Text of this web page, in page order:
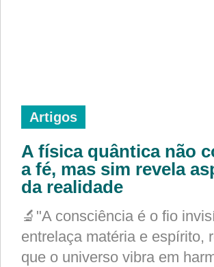
Artigos
A física quântica não
a fé, mas sim revela
da realidade
🔬"A consciência é o fio
entrelaça matéria e espírito,
que o universo vibra em